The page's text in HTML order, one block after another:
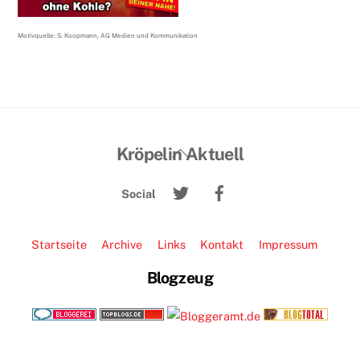
Motivquelle: S. Koopmann, AG Medien und Kommunikation
Back
Top
Kröpelin Aktuell
Social
Twitter
Startseite Archive Links Kontakt Impressum
Blogzeug